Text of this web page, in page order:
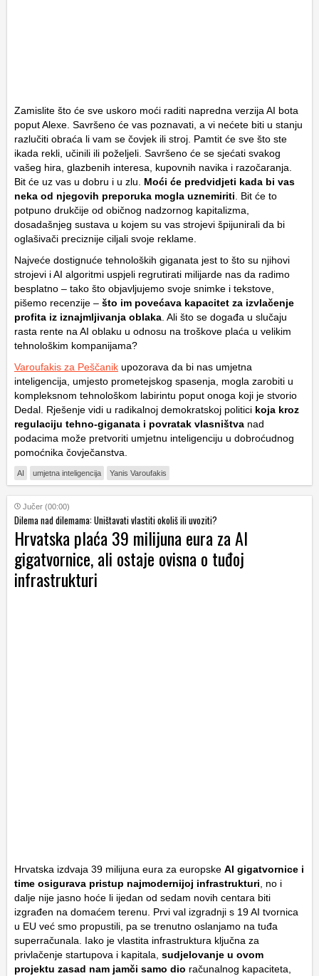
Zamislite što će sve uskoro moći raditi napredna verzija AI bota
poput Alexe. Savršeno će vas poznavati, a vi nećete biti u stanju
razlučiti obraća li vam se čovjek ili stroj. Pamtit će sve što ste
ikada rekli, učinili ili poželjeli. Savršeno će se sjećati svakog
vašeg hira, glazbenih interesa, kupovnih navika i razočaranja.
Bit će uz vas u dobru i u zlu. Moći će predvidjeti kada bi vas
neka od njegovih preporuka mogla uznemiriti . Bit će to
potpuno drukčije od običnog nadzornog kapitalizma,
dosadašnjeg sustava u kojem su vas strojevi špijunirali da bi
oglašivači preciznije ciljali svoje reklame.
Najveće dostignuće tehnoloških giganata jest to što su njihovi
strojevi i AI algoritmi uspjeli regrutirati milijarde nas da radimo
besplatno – tako što objavljujemo svoje snimke i tekstove,
pišemo recenzije – što im povećava kapacitet za izvlačenje
profita iz iznajmljivanja oblaka . Ali što se događa u slučaju
rasta rente na AI oblaku u odnosu na troškove plaća u velikim
tehnološkim kompanijama?
Varoufakis za Peščanik upozorava da bi nas umjetna
inteligencija, umjesto prometejskog spasenja, mogla zarobiti u
kompleksnom tehnološkom labirintu poput onoga koji je stvorio
Dedal. Rješenje vidi u radikalnoj demokratskoj politici koja kroz
regulaciju tehno-giganata i povratak vlasništva nad
podacima može pretvoriti umjetnu inteligenciju u dobroćudnog
pomoćnika čovječanstva.
AI umjetna inteligencija Yanis Varoufakis
Jučer (00:00)
Dilema nad dilemama: Uništavati vlastiti okoliš ili uvoziti?
Hrvatska plaća 39 milijuna eura za AI
gigatvornice, ali ostaje ovisna o tuđoj
infrastrukturi
Hrvatska izdvaja 39 milijuna eura za europske AI gigatvornice i
time osigurava pristup najmodernijoj infrastrukturi , no i
dalje nije jasno hoće li ijedan od sedam novih centara biti
izgrađen na domaćem terenu. Prvi val izgradnji s 19 AI tvornica
u EU već smo propustili, pa se trenutno oslanjamo na tuđa
superračunala. Iako je vlastita infrastruktura ključna za
privlačenje startupova i kapitala, sudjelovanje u ovom
projektu zasad nam jamči samo dio računalnog kapaciteta,